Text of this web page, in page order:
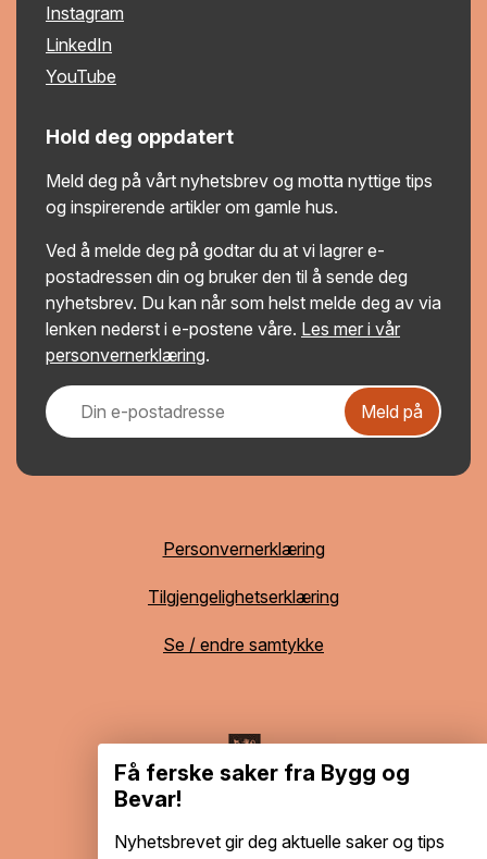
Instagram
LinkedIn
YouTube
Hold deg oppdatert
Meld deg på vårt nyhetsbrev og motta nyttige tips
og inspirerende artikler om gamle hus.
Ved å melde deg på godtar du at vi lagrer e-
postadressen din og bruker den til å sende deg
nyhetsbrev. Du kan når som helst melde deg av via
lenken nederst i e-postene våre. Les mer i vår
personvernerklæring.
Meld på
Personvernerklæring
Tilgjengelighetserklæring
Se / endre samtykke
Få ferske saker fra Bygg og
Bevar!
Nyhetsbrevet gir deg aktuelle saker og tips